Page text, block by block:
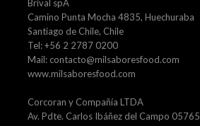
Brival spA
Camino Punta Mocha 4835, Huechuraba
Santiago de Chile, Chile
Tel: +56 2 2787 0200
Mail: contacto@milsaboresfood.com
www.milsaboresfood.com
Corcoran y Compañía LTDA
Av. Pdte. Carlos Ibáñez del Campo 05765